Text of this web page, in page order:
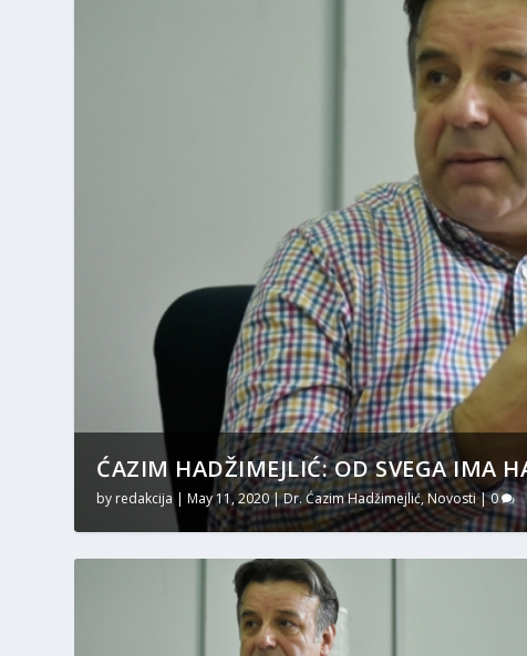
ĆAZIM HADŽIMEJLIĆ: OD SVEGA IMA
by redakcija|May 11, 2020|Dr. Ćazim Hadžimejlić,Novosti|0